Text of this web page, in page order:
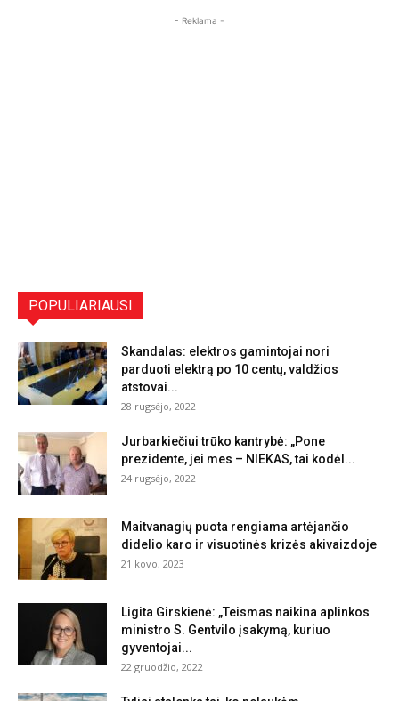
- Reklama -
POPULIARIAUSI
Skandalas: elektros gamintojai nori
parduoti elektrą po 10 centų, valdžios
atstovai...
28 rugsėjo, 2022
Jurbarkiečiui trūko kantrybė: „Pone
prezidente, jei mes – NIEKAS, tai kodėl...
24 rugsėjo, 2022
Maitvanagių puota rengiama artėjančio
didelio karo ir visuotinės krizės akivaizdoje
21 kovo, 2023
Ligita Girskienė: „Teismas naikina aplinkos
ministro S. Gentvilo įsakymą, kuriuo
gyventojai...
22 gruodžio, 2022